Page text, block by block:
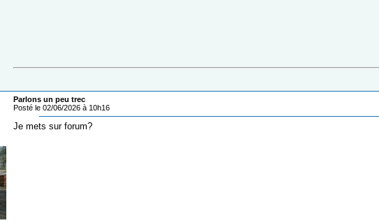
Parlons un peu trec
Posté le 02/06/2026 à 10h16
Je mets sur forum?